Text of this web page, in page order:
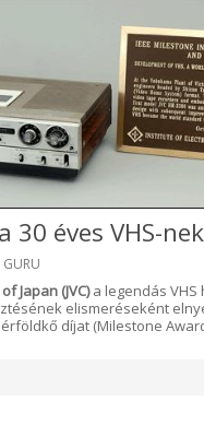
30 éves VHS-nek
GURU
Japan (JVC)a legendás VHS
elismeréseként
díjat (Milestone